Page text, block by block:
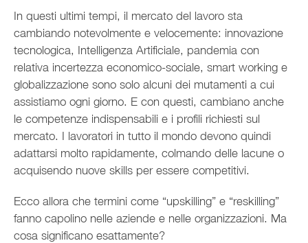
In questi ultimi tempi, il mercato del lavoro sta
cambiando notevolmente e velocemente: innovazione
tecnologica, Intelligenza Artificiale, pandemia con
relativa incertezza economico-sociale, smart working e
globalizzazione sono solo alcuni dei mutamenti a cui
assistiamo ogni giorno. E con questi, cambiano anche
le competenze indispensabili e i profili richiesti sul
mercato. I lavoratori in tutto il mondo devono quindi
adattarsi molto rapidamente, colmando delle lacune o
acquisendo nuove skills per essere competitivi.
Ecco allora che termini come “upskilling” e “reskilling”
fanno capolino nelle aziende e nelle organizzazioni. Ma
cosa significano esattamente?